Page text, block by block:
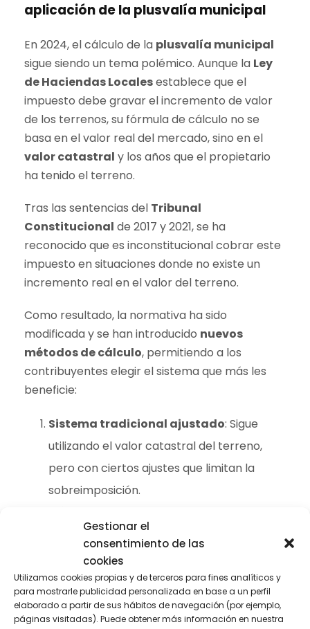
Gestionar el
consentimiento de las
cookies
Utilizamos cookies propias y de terceros para fines analíticos y
para mostrarle publicidad personalizada en base a un perfil
elaborado a partir de sus hábitos de navegación (por ejemplo,
páginas visitadas). Puede obtener más información en nuestra
aplicación de la plusvalía municipal
En 2024, el cálculo de la plusvalía municipal
sigue siendo un tema polémico. Aunque la Ley
de Haciendas Localesestablece que el
impuesto debe gravar el incremento de valor
de los terrenos, su fórmula de cálculo no se
basa en el valor real del mercado, sino en el
valor catastral y los años que el propietario
ha tenido el terreno.
Tras las sentencias del Tribunal
Constitucional de 2017 y 2021, se ha
reconocido que es inconstitucional cobrar este
impuesto en situaciones donde no existe un
incremento real en el valor del terreno.
Como resultado, la normativa ha sido
modificada y se han introducido nuevos
métodos de cálculo, permitiendo a los
contribuyentes elegir el sistema que más les
beneficie:
Sistema tradicional ajustado: Sigue
utilizando el valor catastral del terreno,
pero con ciertos ajustes que limitan la
sobreimposición.
Este sistema permite calcular el impuesto
según ladiferencia real entre el precio
de compra y el precio de ventadel
inmueble. Si no hay ganancia, no se paga el
impuesto.